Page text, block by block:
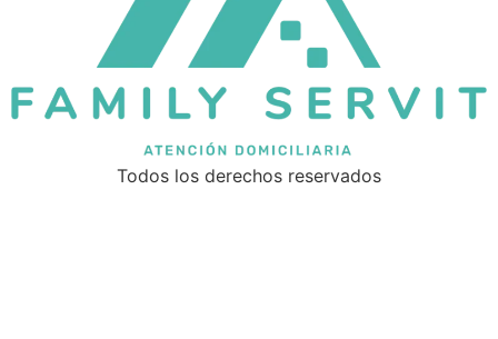
Todos los derechos reservados